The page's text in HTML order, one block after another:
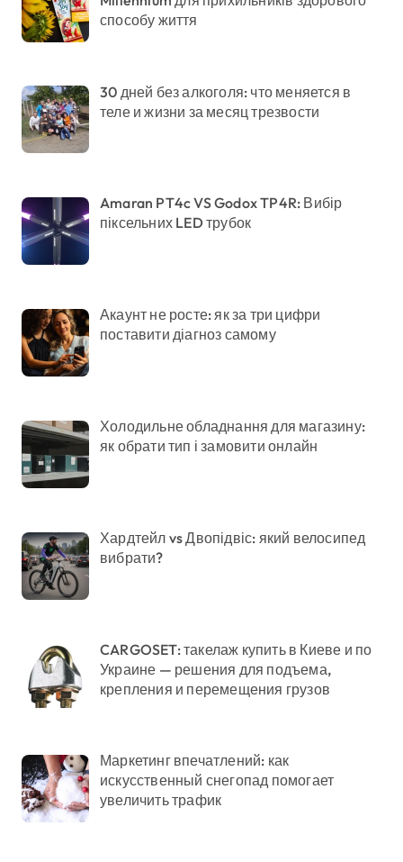
способу життя
30 дней без алкоголя: что меняется в
теле и жизни за месяц трезвости
Amaran PT4c VS Godox TP4R: Вибір
піксельних LED трубок
Акаунт не росте: як за три цифри
поставити діагноз самому
Холодильне обладнання для магазину:
як обрати тип і замовити онлайн
Хардтейл vs Двопідвіс: який велосипед
вибрати?
CARGOSET: такелаж купить в Киеве и по
Украине — решения для подъема,
крепления и перемещения грузов
Маркетинг впечатлений: как
искусственный снегопад помогает
увеличить трафик